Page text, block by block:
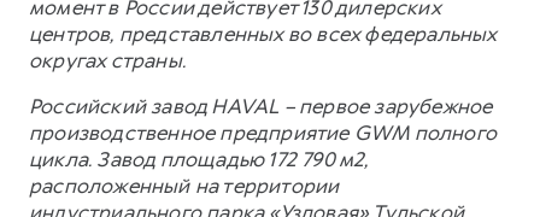
момент в России действует 130 дилерских
центров, представленных во всех федеральных
округах страны.
Российский завод HAVAL – первое зарубежное
производственное предприятие GWM полного
цикла. Завод площадью 172 790 м2,
расположенный на территории